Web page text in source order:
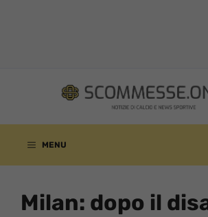
contenuto
MENU
Milan: dopo il